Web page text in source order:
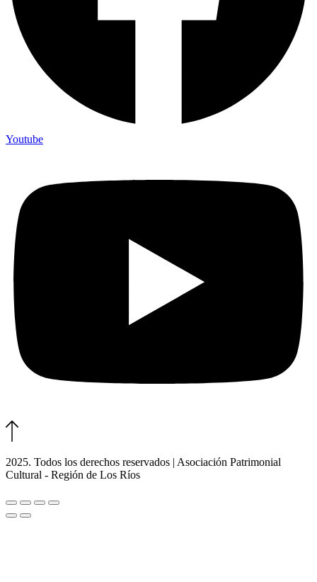
Youtube
2025. Todos los derechos reservados | Asociación Patrimonial
Cultural - Región de Los Ríos